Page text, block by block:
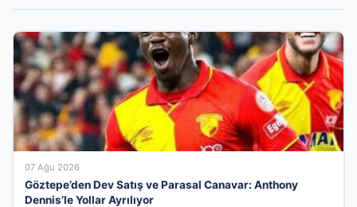
07 Ağu 2026
Göztepe’den Dev Satış ve Parasal Canavar: Anthony
Dennis’le Yollar Ayrılıyor